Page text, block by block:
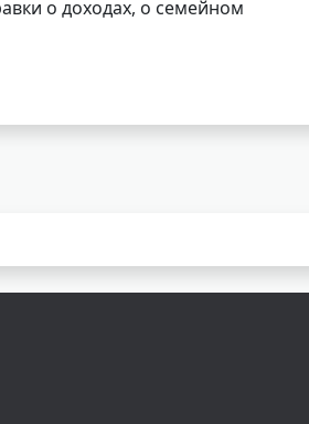
о доходах, о семейном